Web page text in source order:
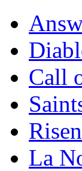
Call
La